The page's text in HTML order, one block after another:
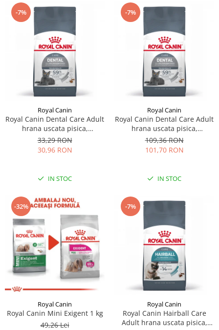
-7%
Royal Canin
Royal Canin Dental Care Adult
hrana uscata pisica,
reducerea formarii tartrului,
400 g
33,29 RON
30,96 RON
IN STOC
-7%
Royal Canin
Royal Canin Dental Care Adult
hrana uscata pisica,
reducerea formarii tartrului,
1.5 kg
109,36 RON
101,70 RON
IN STOC
-32%
Royal Canin
Royal Canin Mini Exigent 1 kg
49,26 Lei
-7%
Royal Canin
Royal Canin Hairball Care
Adult hrana uscata pisica,